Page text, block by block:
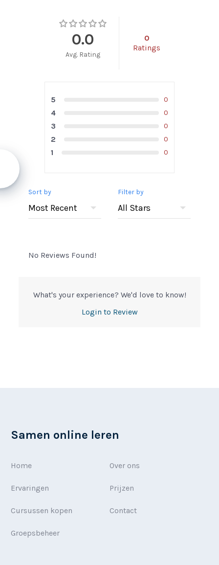
0.0
Avg. Rating
0
Ratings
5 0
4 0
3 0
2 0
1 0
Sort by Filter by
No Reviews Found!
What's your experience? We'd love to know!
Login to Review
Samen online leren
Home Over ons
Ervaringen Prijzen
Cursussen kopen Contact
Groepsbeheer